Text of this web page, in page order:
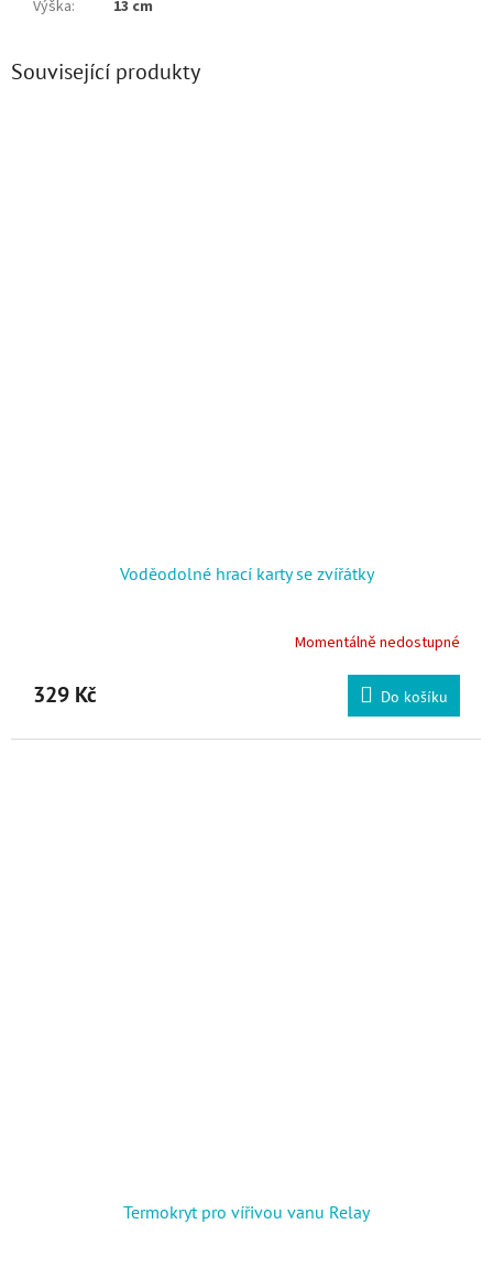
Výška: 13 cm
Související produkty
Voděodolné hrací karty se zvířátky
Momentálně nedostupné
329 Kč Do košíku
Termokryt pro vířivou vanu Relay